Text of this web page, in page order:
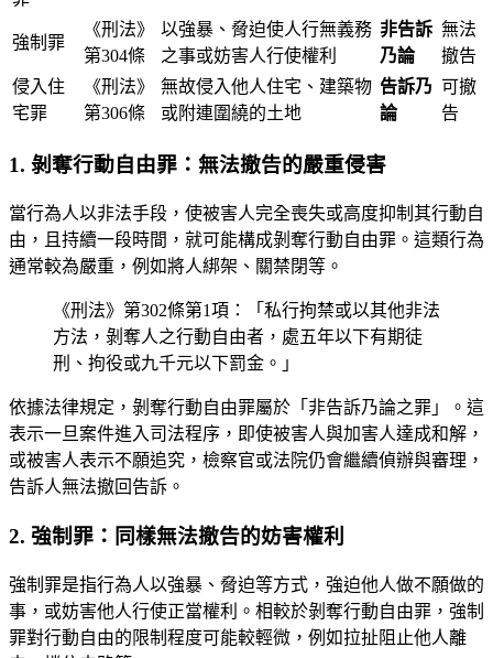
強制罪
《刑法》
第304條
以強暴、脅迫使人行無義務
之事或妨害人行使權利
非告訴
乃論
無法
撤告
侵入住
宅罪
《刑法》
第306條
無故侵入他人住宅、建築物
或附連圍繞的土地
告訴乃
論
可撤
告
1. 剝奪行動自由罪：無法撤告的嚴重侵害
當行為人以非法手段，使被害人完全喪失或高度抑制其行動自
由，且持續一段時間，就可能構成剝奪行動自由罪。這類行為
通常較為嚴重，例如將人綁架、關禁閉等。
《刑法》第302條第1項：「私行拘禁或以其他非法
方法，剝奪人之行動自由者，處五年以下有期徒
刑、拘役或九千元以下罰金。」
依據法律規定，剝奪行動自由罪屬於「非告訴乃論之罪」。這
表示一旦案件進入司法程序，即使被害人與加害人達成和解，
或被害人表示不願追究，檢察官或法院仍會繼續偵辦與審理，
告訴人無法撤回告訴。
2. 強制罪：同樣無法撤告的妨害權利
強制罪是指行為人以強暴、脅迫等方式，強迫他人做不願做的
事，或妨害他人行使正當權利。相較於剝奪行動自由罪，強制
罪對行動自由的限制程度可能較輕微，例如拉扯阻止他人離